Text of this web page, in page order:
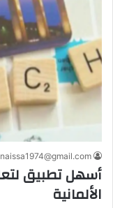
أسهل تطبيق
الألمانية